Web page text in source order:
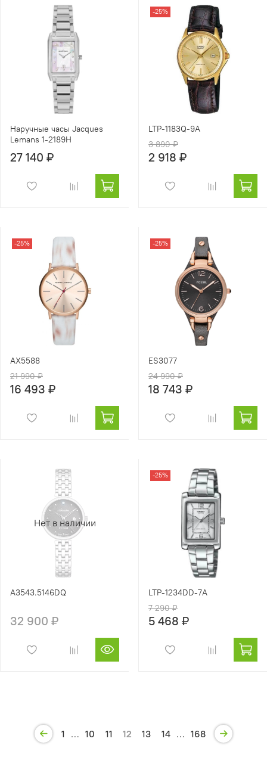
Наручные часы Jacques
Lemans 1-2189H
27 140 ₽
-25%
LTP-1183Q-9A
3 890 ₽
2 918 ₽
-25%
AX5588
21 990 ₽
16 493 ₽
-25%
ES3077
24 990 ₽
18 743 ₽
Нет в наличии
A3543.5146DQ
32 900 ₽
-25%
LTP-1234DD-7A
7 290 ₽
5 468 ₽
1 … 10 11 12 13 14 … 168